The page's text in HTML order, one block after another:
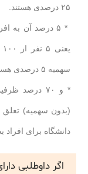
۲۵ درصدی هستند.
سهمیه ۵ درصدی هستند.
* و ۷۰ درصد
دانشگاه برای افراد